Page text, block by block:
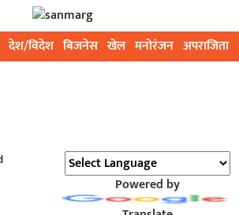
देश/विदेश बिजनेस खेल मनोरंजन अपराजिता
Powered by